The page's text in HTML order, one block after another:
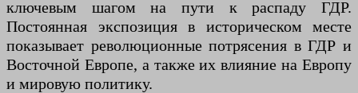
ключевым шагом на пути к распаду ГДР.
Постоянная экспозиция в историческом месте
показывает революционные потрясения в ГДР и
Восточной Европе, а также их влияние на Европу
и мировую политику.